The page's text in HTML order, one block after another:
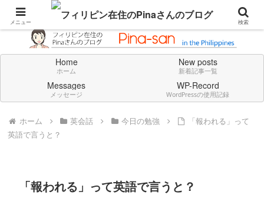
Don't think deeply. Feel always in English.
Home
ホーム
New posts
新着記事一覧
Messages
メッセージ
WP-Record
WordPressの使用記録
ホーム 英会話 今日の勉強
「報われる」って
英語で言うと？
「報われる」って英語で言うと？
メニュー 検索